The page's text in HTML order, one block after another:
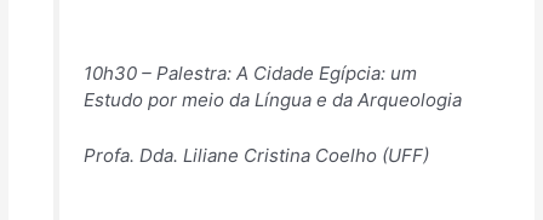
10h30 – Palestra: A Cidade Egípcia: um
Estudo por meio da Língua e da Arqueologia
Profa. Dda. Liliane Cristina Coelho (UFF)